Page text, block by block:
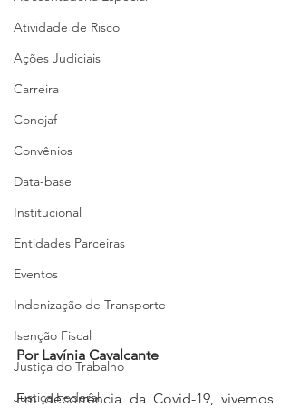
Atividade de Risco
Ações Judiciais
Carreira
Conojaf
Convênios
Data-base
Institucional
Entidades Parceiras
Eventos
Indenização de Transporte
Isenção Fiscal
Justiça do Trabalho
Justiça Federal
Por Lavínia Cavalcante
Em decorrência da Covid-19, vivemos